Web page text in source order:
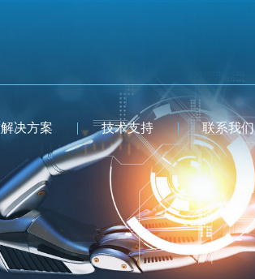
解决方案 技术支持 联系我们